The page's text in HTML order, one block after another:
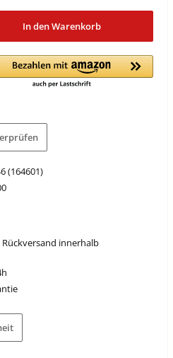
In den Warenkorb
(164601)
innerhalb